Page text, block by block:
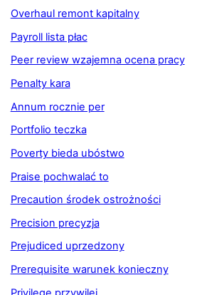
Overhaul remont kapitalny
Payroll lista płac
Peer review wzajemna ocena pracy
Penalty kara
Annum rocznie per
Portfolio teczka
Poverty bieda ubóstwo
Praise pochwalać to
Precaution środek ostrożności
Precision precyzja
Prejudiced uprzedzony
Prerequisite warunek konieczny